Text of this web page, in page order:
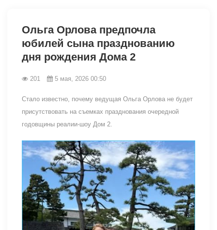
Ольга Орлова предпочла
юбилей сына празднованию
дня рождения Дома 2
201 5 мая, 2026 00:50
Стало известно, почему ведущая Ольга Орлова не будет
присутствовать на съемках празднования очередной
годовщины реалии-шоу Дом 2.